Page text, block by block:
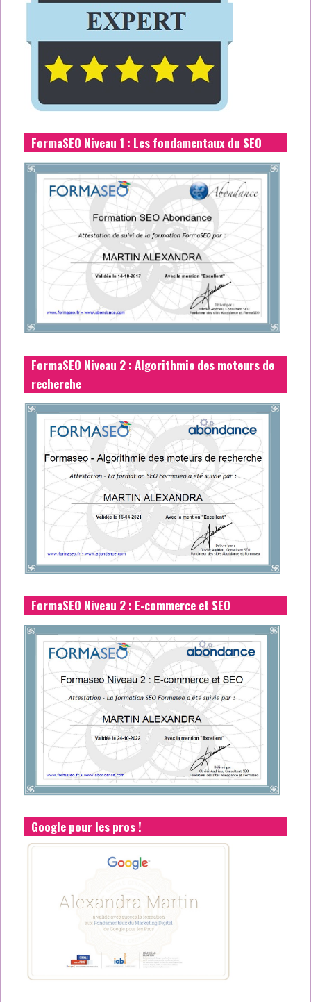
FormaSEO Niveau 1 : Les fondamentaux du SEO
FormaSEO Niveau 2 : Algorithmie des moteurs de
recherche
FormaSEO Niveau 2 : E-commerce et SEO
Google pour les pros !